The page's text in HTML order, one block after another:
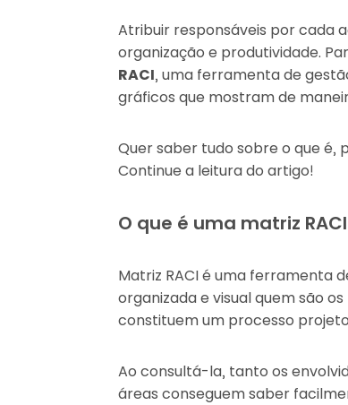
Atribuir responsáveis por cada
organização e produtividade.
RACI, uma ferramenta de
gráficos que mostram de
Quer saber tudo sobre o que é,
Continue a leitura do artigo!
O que é uma matriz
Matriz RACI é uma ferramenta
organizada e visual quem são
constituem um processo
Ao consultá-la, tanto os
áreas conseguem saber